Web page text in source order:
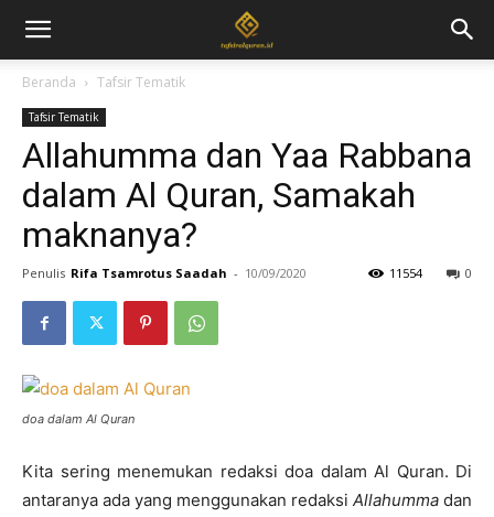
Beranda Tafsir Tematik
Tafsir Tematik
Allahumma dan Yaa Rabbana
dalam Al Quran, Samakah
maknanya?
Penulis Rifa Tsamrotus Saadah - 10/09/2020 0
11554
doa dalam Al Quran
Kita sering menemukan redaksi doa dalam Al Quran. Di
antaranya ada yang menggunakan redaksi Allahumma dan